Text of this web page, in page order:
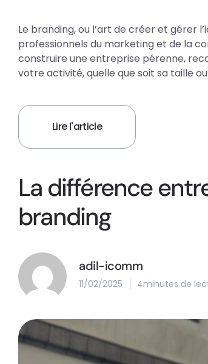
Le branding, ou l’art de créer et gérer
professionnels du marketing et de la
construire une entreprise pérenne,
votre activité, quelle que soit sa taille
Lire l'article
La différence
branding
adil-icomm
11/02/2025 4minutes de